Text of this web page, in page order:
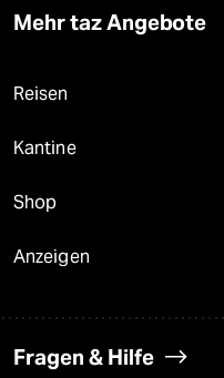
Mehr taz Angebote
Reisen
Kantine
Shop
Anzeigen
Fragen & Hilfe